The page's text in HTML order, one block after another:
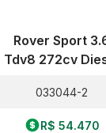
Rover Sport
Tdv8 272cv
033044-2
R$ 54.470